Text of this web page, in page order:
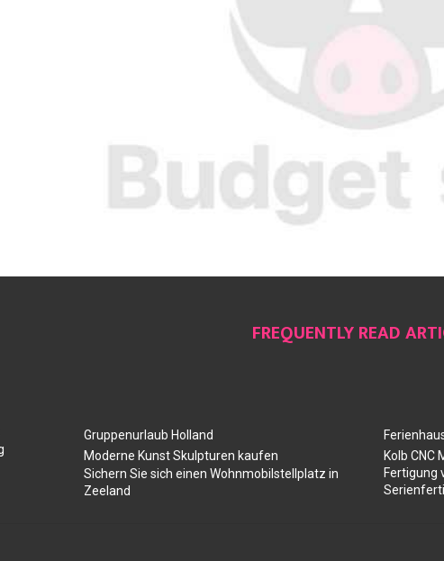
FREQUENTLY READ
Gruppenurlaub Holland
Moderne Kunst Skulpturen kaufen
Sichern Sie sich einen Wohnmobilstellplatz in
Zeeland
Kolb CNC
Fertigung